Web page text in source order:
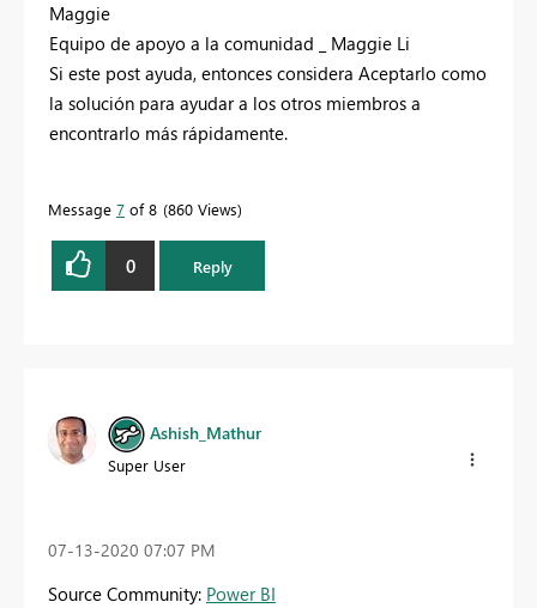
Maggie
Equipo de apoyo a la comunidad _ Maggie Li
Si este post ayuda, entonces considera Aceptarlo como
la solución para ayudar a los otros miembros a
encontrarlo más rápidamente.
Message 7 of 8 860 Views
0 Reply
Ashish_Mathur
Super User
‎07-13-2020 07:07 PM
Source Community: Power BI